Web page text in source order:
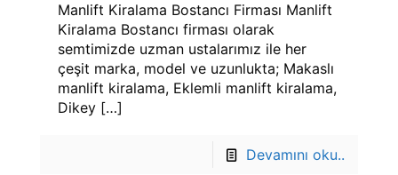
Manlift Kiralama Bostancı Firması Manlift
Kiralama Bostancı firması olarak
semtimizde uzman ustalarımız ile her
çeşit marka, model ve uzunlukta; Makaslı
manlift kiralama, Eklemli manlift kiralama,
Dikey […]
Devamını oku..